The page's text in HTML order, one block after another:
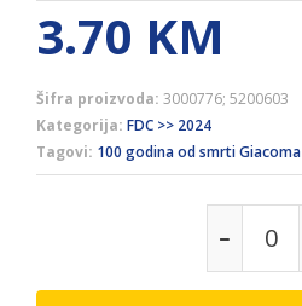
3.70 KM
Šifra proizvoda: 3000776; 5200603
Kategorija: FDC >> 2024
Tagovi: 100 godina od smrti